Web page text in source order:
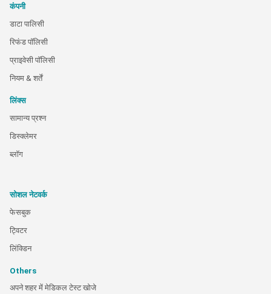
कंपनी
डाटा पालिसी
रिफंड पॉलिसी
प्राइवेसी पॉलिसी
नियम & शर्तें
लिंक्स
सामान्य प्रश्न
डिस्क्लेमर
ब्लॉग
सोशल नेटवर्क
फेसबुक
ट्विटर
लिंक्डिन
Others
अपने शहर में मेडिकल टेस्ट खोजे